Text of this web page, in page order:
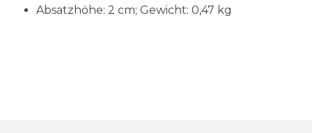
Absatzhöhe: 2 cm; Gewicht: 0,47 kg